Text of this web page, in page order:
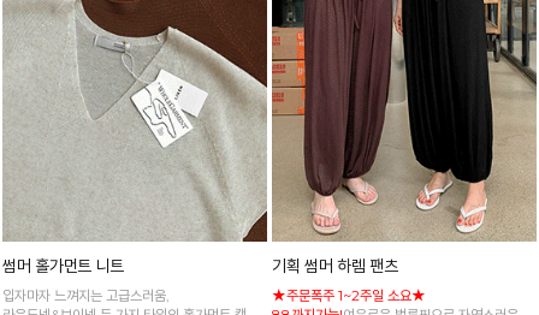
썸머 홀가먼트 니트
입자마자 느껴지는 고급스러움,
기획 썸머 하렘 팬츠
★주문폭주 1~2주일 소요★